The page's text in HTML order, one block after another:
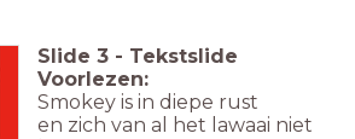
Slide 3 - Tekstslide
Voorlezen:
Smokey is in diepe rust
en zich van al het lawaai niet